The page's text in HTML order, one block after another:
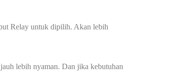
Relay untuk dipilih. Akan lebih
lebih nyaman. Dan jika kebutuhan